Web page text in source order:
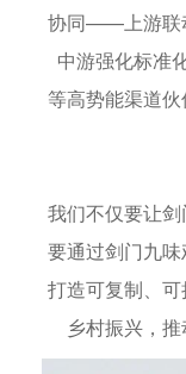
协同——上游联
中游强化标准
等高势能渠道
我们不仅要让
要通过剑门九
打造可复制、
乡村振兴，